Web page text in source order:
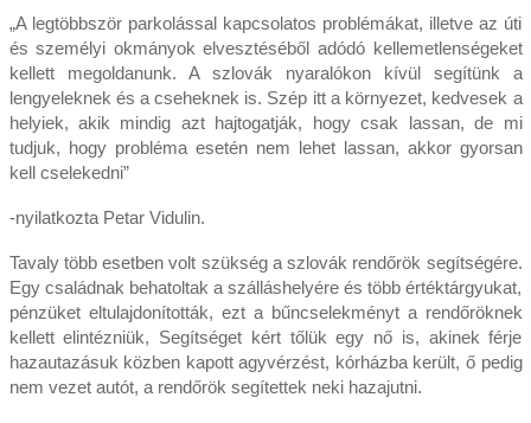
„A legtöbbször parkolással kapcsolatos problémákat, illetve az úti
és személyi okmányok elvesztéséből adódó kellemetlenségeket
kellett megoldanunk. A szlovák nyaralókon kívül segítünk a
lengyeleknek és a cseheknek is. Szép itt a környezet, kedvesek a
helyiek, akik mindig azt hajtogatják, hogy csak lassan, de mi
tudjuk, hogy probléma esetén nem lehet lassan, akkor gyorsan
kell cselekedni”
-nyilatkozta Petar Vidulin.
Tavaly több esetben volt szükség a szlovák rendőrök segítségére.
Egy családnak behatoltak a szálláshelyére és több értéktárgyukat,
pénzüket eltulajdonították, ezt a bűncselekményt a rendőröknek
kellett elintézniük, Segítséget kért tőlük egy nő is, akinek férje
hazautazásuk közben kapott agyvérzést, kórházba került, ő pedig
nem vezet autót, a rendőrök segítettek neki hazajutni.